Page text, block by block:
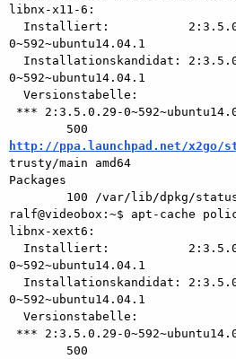
libnx-x11-6:
0~592~ubuntu14.04.1
0~592~ubuntu14.04.1
http://ppa.launchpad.net/x2go/
trusty/main amd64
Packages
ralf@videobox:~$ apt-cache
libnx-xext6:
0~592~ubuntu14.04.1
0~592~ubuntu14.04.1